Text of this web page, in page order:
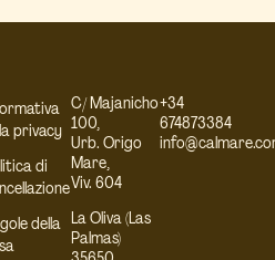
privacy
di
della
C/ Majanicho
100,
Urb. Origo
Mare,
Viv. 604
La Oliva (Las
Palmas)
+34
674873384